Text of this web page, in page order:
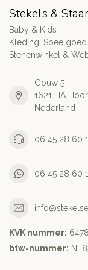
Stekels &
Baby & Kids
Kleding,
Stenenwinkel &
Gouw 5
1621 HA
Nederland
06 45 28 60
06 45 28 60
KVK nummer:
btw-nummer: